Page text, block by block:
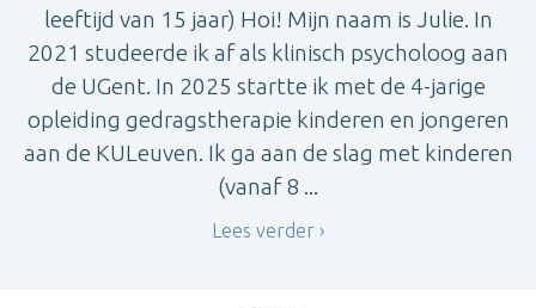
leeftijd van 15 jaar) Hoi! Mijn naam is Julie. In
2021 studeerde ik af als klinisch psycholoog aan
de UGent. In 2025 startte ik met de 4-jarige
opleiding gedragstherapie kinderen en jongeren
aan de KULeuven. Ik ga aan de slag met kinderen
(vanaf 8 ...
Lees verder